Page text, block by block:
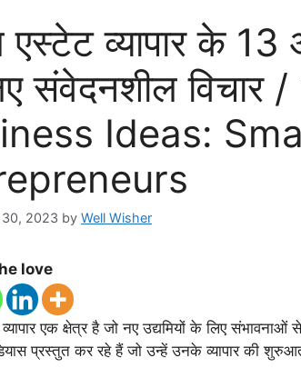
एस्टेट व्यापार के 13
संवेदनशील
Ideas:
2023 by Well Wisher
love
एक क्षेत्र है जो नए उद्यमियों के लिए
प्रस्तुत कर रहे हैं जो उन्हें उनके व्यापार की